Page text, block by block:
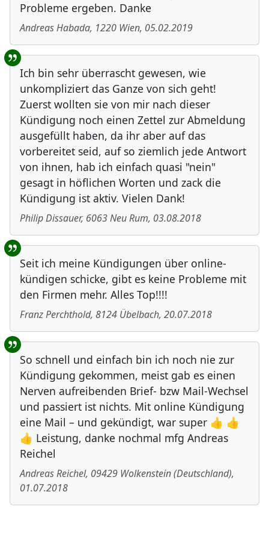
Probleme ergeben. Danke
Andreas Habada, 1220 Wien, 05.02.2019
Ich bin sehr überrascht gewesen, wie
unkompliziert das Ganze von sich geht!
Zuerst wollten sie von mir nach dieser
Kündigung noch einen Zettel zur Abmeldung
ausgefüllt haben, da ihr aber auf das
vorbereitet seid, auf so ziemlich jede Antwort
von ihnen, hab ich einfach quasi "nein"
gesagt in höflichen Worten und zack die
Kündigung ist aktiv. Vielen Dank!
Philip Dissauer, 6063Neu Rum, 03.08.2018
Seit ich meine Kündigungen über online-
kündigen schicke, gibt es keine Probleme mit
den Firmen mehr. Alles Top!!!!
Franz Perchthold, 8124 Übelbach, 20.07.2018
So schnell und einfach bin ich noch nie zur
Kündigung gekommen, meist gab es einen
Nerven aufreibenden Brief- bzw Mail-Wechsel
und passiert ist nichts. Mit online Kündigung
eine Mail – und gekündigt, war super 👍 👍
👍 Leistung, danke nochmal mfg Andreas
Reichel
Andreas Reichel, 09429 Wolkenstein(Deutschland),
01.07.2018